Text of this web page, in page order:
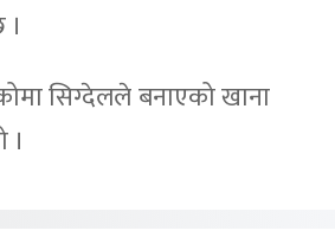
सिग्देलले बनाएको खाना
।